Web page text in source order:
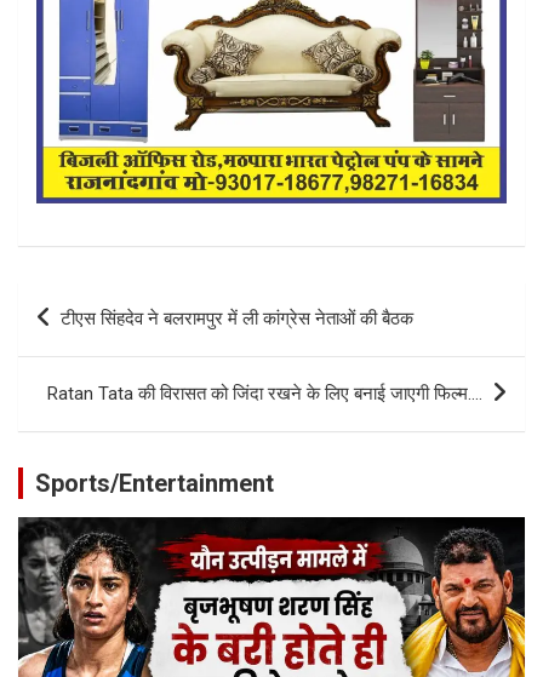
Post
navigation
टीएस सिंहदेव ने बलरामपुर में ली कांग्रेस नेताओं की बैठक
Ratan Tata की विरासत को जिंदा रखने के लिए बनाई जाएगी फिल्म….
Sports/Entertainment